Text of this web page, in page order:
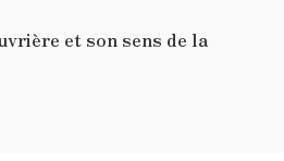
et son sens de la